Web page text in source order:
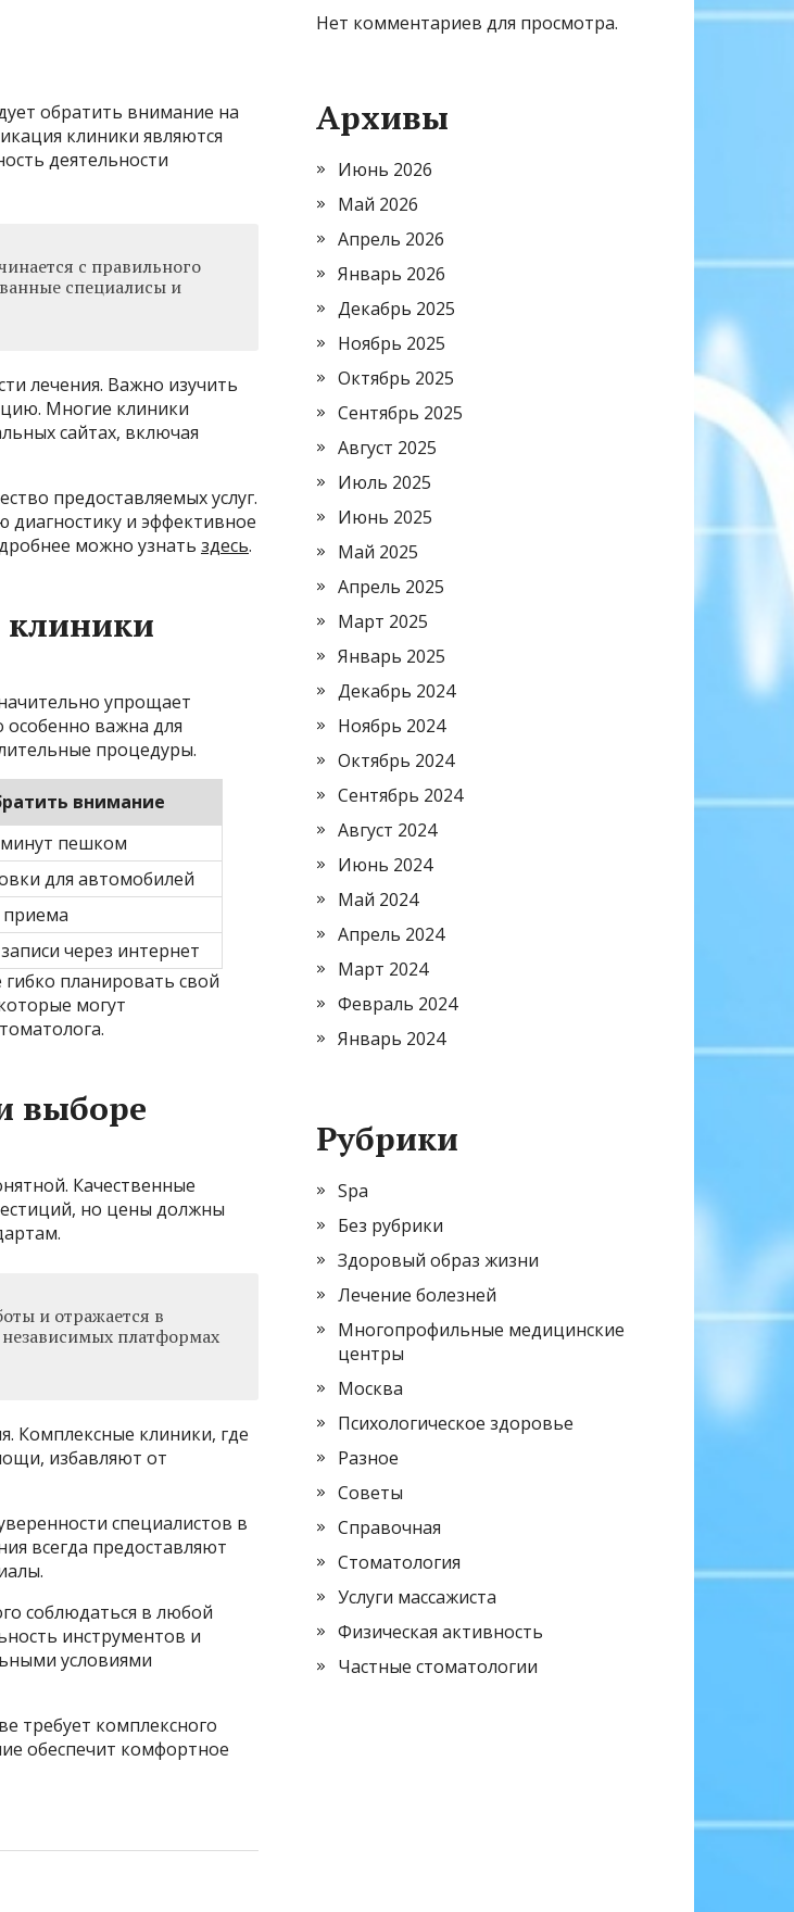
обратить внимание на
клиники являются
деятельности
с правильного
специалисы и
лечения. Важно изучить
Многие клиники
сайтах, включая
предоставляемых услуг.
и эффективное
можно узнать здесь.
упрощает
особенно важна для
процедуры.
внимание
пешком
для автомобилей
через интернет
планировать свой
могут
выборе
Качественные
но цены должны
и отражается в
платформах
Комплексные клиники, где
избавляют от
специалистов в
всегда предоставляют
соблюдаться в любой
инструментов и
условиями
требует комплексного
обеспечит комфортное
Нет комментариев для просмотра.
Архивы
Июнь 2026
Май 2026
Апрель 2026
Январь 2026
Декабрь 2025
Ноябрь 2025
Октябрь 2025
Сентябрь 2025
Август 2025
Июль 2025
Июнь 2025
Май 2025
Апрель 2025
Март 2025
Январь 2025
Декабрь 2024
Ноябрь 2024
Октябрь 2024
Сентябрь 2024
Август 2024
Июнь 2024
Май 2024
Апрель 2024
Март 2024
Февраль 2024
Январь 2024
Рубрики
Spa
Без рубрики
Здоровый образ жизни
Лечение болезней
Многопрофильные медицинские
центры
Москва
Психологическое здоровье
Разное
Советы
Справочная
Стоматология
Услуги массажиста
Физическая активность
Частные стоматологии